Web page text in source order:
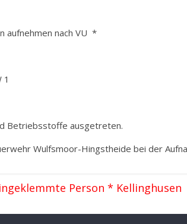
aufnehmen nach VU *
1
Betriebsstoffe ausgetreten.
Wulfsmoor-Hingstheide bei der
Person * Kellinghusen